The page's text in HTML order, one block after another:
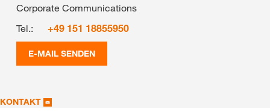
Corporate Communications
Tel.:
+49 151 18855950
E-MAIL SENDEN
KONTAKT